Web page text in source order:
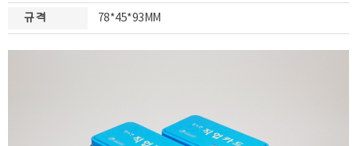
규 격 78*45*93MM